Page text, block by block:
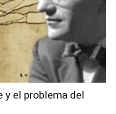
y el problema del